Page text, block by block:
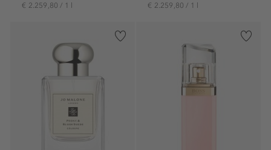
€ 2.259,80 / 1 l € 2.259,80 / 1 l